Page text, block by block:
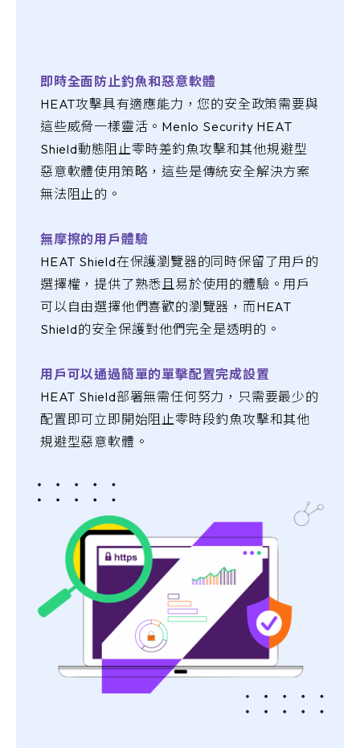
即時全面防止釣魚和惡意軟體
HEAT攻擊具有適應能力，您的安全政策需要與
這些威脅一樣靈活。Menlo Security HEAT
Shield動態阻止零時差釣魚攻擊和其他規避型
惡意軟體使用策略，這些是傳統安全解決方案
無法阻止的。
無摩擦的用戶體驗
HEAT Shield在保護瀏覽器的同時保留了用戶的
選擇權，提供了熟悉且易於使用的體驗。用戶
可以自由選擇他們喜歡的瀏覽器，而HEAT
Shield的安全保護對他們完全是透明的。
用戶可以通過簡單的單擊配置完成設置
HEAT Shield部署無需任何努力，只需要最少的
配置即可立即開始阻止零時段釣魚攻擊和其他
規避型惡意軟體。